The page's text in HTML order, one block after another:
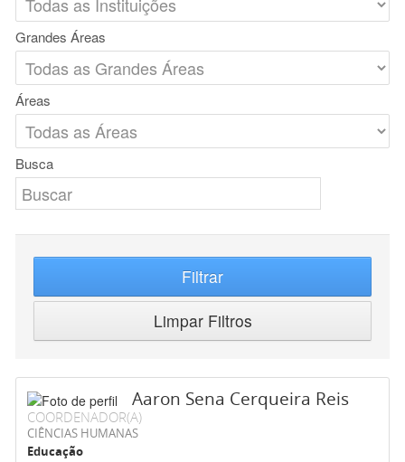
Grandes Áreas
Áreas
Busca
Filtrar
Limpar Filtros
Aaron Sena Cerqueira Reis
COORDENADOR(A)
CIÊNCIAS HUMANAS
Educação